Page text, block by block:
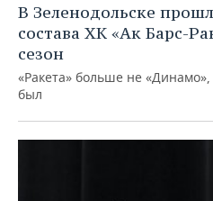
В Зеленодольске
состава ХК «Ак Барс-
сезон
«Ракета» больше не
был